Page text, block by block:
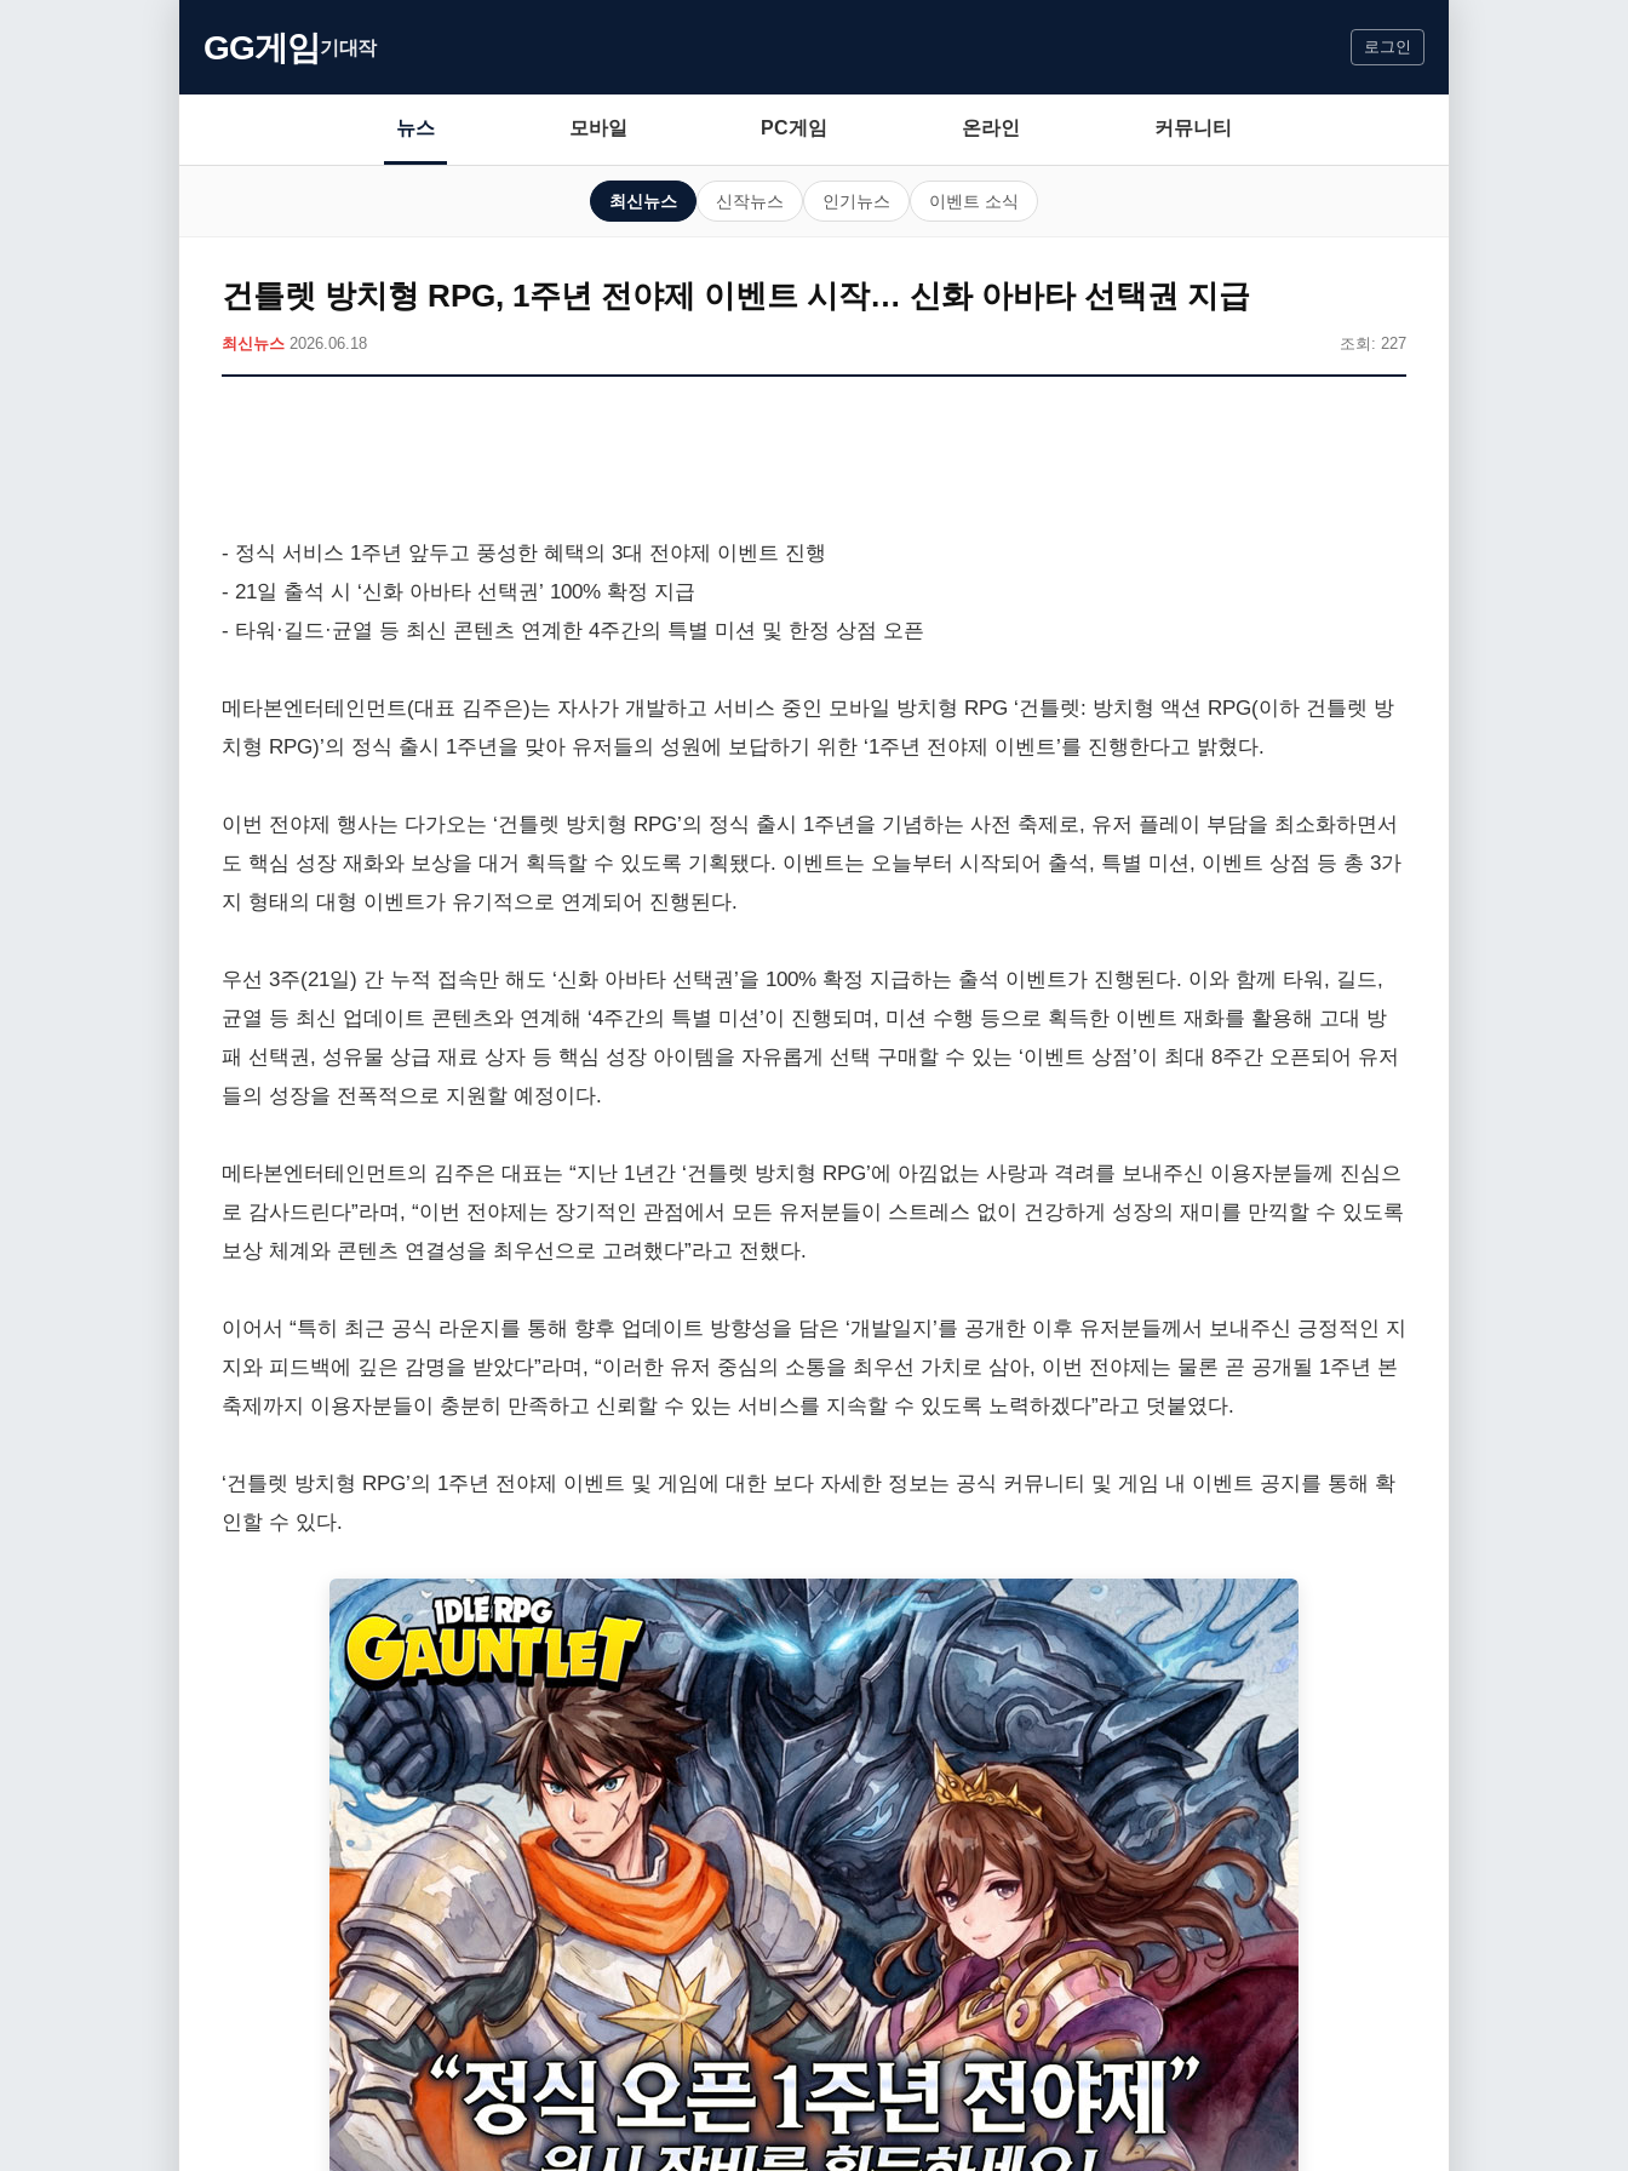
GG게임기대작 로그인
뉴스 모바일 PC게임 온라인 커뮤니티
최신뉴스 신작뉴스 인기뉴스 이벤트 소식
건틀렛 방치형 RPG, 1주년 전야제 이벤트 시작… 신화 아바타 선택권 지급
최신뉴스 2026.06.18 조회: 227
- 정식 서비스 1주년 앞두고 풍성한 혜택의 3대 전야제 이벤트 진행
- 21일 출석 시 ‘신화 아바타 선택권’ 100% 확정 지급
- 타워·길드·균열 등 최신 콘텐츠 연계한 4주간의 특별 미션 및 한정 상점 오픈
메타본엔터테인먼트(대표 김주은)는 자사가 개발하고 서비스 중인 모바일 방치형 RPG ‘건틀렛: 방치형 액션 RPG(이하 건틀렛 방
치형 RPG)’의 정식 출시 1주년을 맞아 유저들의 성원에 보답하기 위한 ‘1주년 전야제 이벤트’를 진행한다고 밝혔다.
이번 전야제 행사는 다가오는 ‘건틀렛 방치형 RPG’의 정식 출시 1주년을 기념하는 사전 축제로, 유저 플레이 부담을 최소화하면서
도 핵심 성장 재화와 보상을 대거 획득할 수 있도록 기획됐다. 이벤트는 오늘부터 시작되어 출석, 특별 미션, 이벤트 상점 등 총 3가
지 형태의 대형 이벤트가 유기적으로 연계되어 진행된다.
우선 3주(21일) 간 누적 접속만 해도 ‘신화 아바타 선택권’을 100% 확정 지급하는 출석 이벤트가 진행된다. 이와 함께 타워, 길드,
균열 등 최신 업데이트 콘텐츠와 연계해 ‘4주간의 특별 미션’이 진행되며, 미션 수행 등으로 획득한 이벤트 재화를 활용해 고대 방
패 선택권, 성유물 상급 재료 상자 등 핵심 성장 아이템을 자유롭게 선택 구매할 수 있는 ‘이벤트 상점’이 최대 8주간 오픈되어 유저
들의 성장을 전폭적으로 지원할 예정이다.
메타본엔터테인먼트의 김주은 대표는 “지난 1년간 ‘건틀렛 방치형 RPG’에 아낌없는 사랑과 격려를 보내주신 이용자분들께 진심으
로 감사드린다”라며, “이번 전야제는 장기적인 관점에서 모든 유저분들이 스트레스 없이 건강하게 성장의 재미를 만끽할 수 있도록
보상 체계와 콘텐츠 연결성을 최우선으로 고려했다”라고 전했다.
이어서 “특히 최근 공식 라운지를 통해 향후 업데이트 방향성을 담은 ‘개발일지’를 공개한 이후 유저분들께서 보내주신 긍정적인 지
지와 피드백에 깊은 감명을 받았다”라며, “이러한 유저 중심의 소통을 최우선 가치로 삼아, 이번 전야제는 물론 곧 공개될 1주년 본
축제까지 이용자분들이 충분히 만족하고 신뢰할 수 있는 서비스를 지속할 수 있도록 노력하겠다”라고 덧붙였다.
‘건틀렛 방치형 RPG’의 1주년 전야제 이벤트 및 게임에 대한 보다 자세한 정보는 공식 커뮤니티 및 게임 내 이벤트 공지를 통해 확
인할 수 있다.